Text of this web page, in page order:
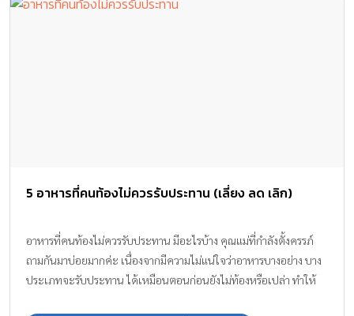
5 อาหารที่คนท้องไม่ควรรับประทาน (เลี่ยง ลด เลิก)
อาหารที่คนท้องไม่ควรรับประทาน มีอะไรบ้าง คุณแม่ที่กำลังตั้งครรภ์
ถามกันมาบ่อยมากค่ะ เนื่องจากมีความไม่แน่ใจว่าอาหารบางอย่าง บาง
ประเภทจะรับประทาน ได้เหมือนตอนก่อนยังไม่ท้องหรือเปล่า ทำให้